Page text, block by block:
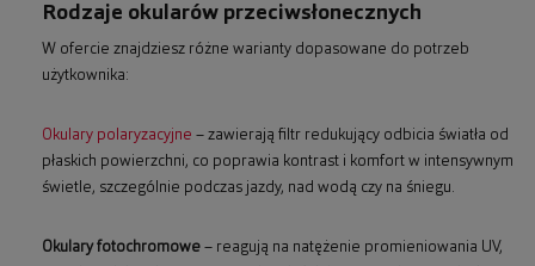
Rodzaje okularów przeciwsłonecznych
W ofercie znajdziesz różne warianty dopasowane do potrzeb
użytkownika:
Okulary polaryzacyjne – zawierają filtr redukujący odbicia światła od
płaskich powierzchni, co poprawia kontrast i komfort w intensywnym
świetle, szczególnie podczas jazdy, nad wodą czy na śniegu.
Okulary fotochromowe – reagują na natężenie promieniowania UV,